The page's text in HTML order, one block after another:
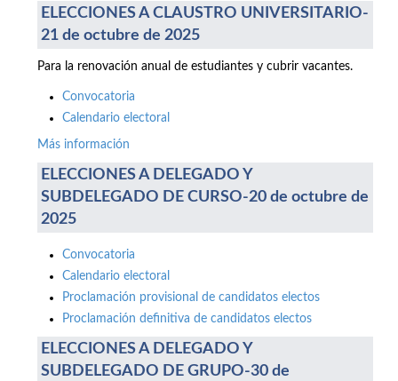
ELECCIONES A CLAUSTRO UNIVERSITARIO-
21 de octubre de 2025
Para la renovación anual de estudiantes y cubrir vacantes.
Convocatoria
Calendario electoral
Más información
ELECCIONES A DELEGADO Y
SUBDELEGADO DE CURSO-20 de octubre de
2025
Convocatoria
Calendario electoral
Proclamación provisional de candidatos electos
Proclamación definitiva de candidatos electos
ELECCIONES A DELEGADO Y
SUBDELEGADO DE GRUPO-30 de